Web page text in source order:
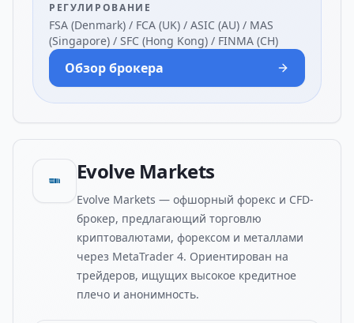
РЕГУЛИРОВАНИЕ
FSA (Denmark) / FCA (UK) / ASIC (AU) / MAS
(Singapore) / SFC (Hong Kong) / FINMA (CH)
Обзор брокера
Evolve Markets
Evolve Markets — офшорный форекс и CFD-
брокер, предлагающий торговлю
криптовалютами, форексом и металлами
через MetaTrader 4. Ориентирован на
трейдеров, ищущих высокое кредитное
плечо и анонимность.